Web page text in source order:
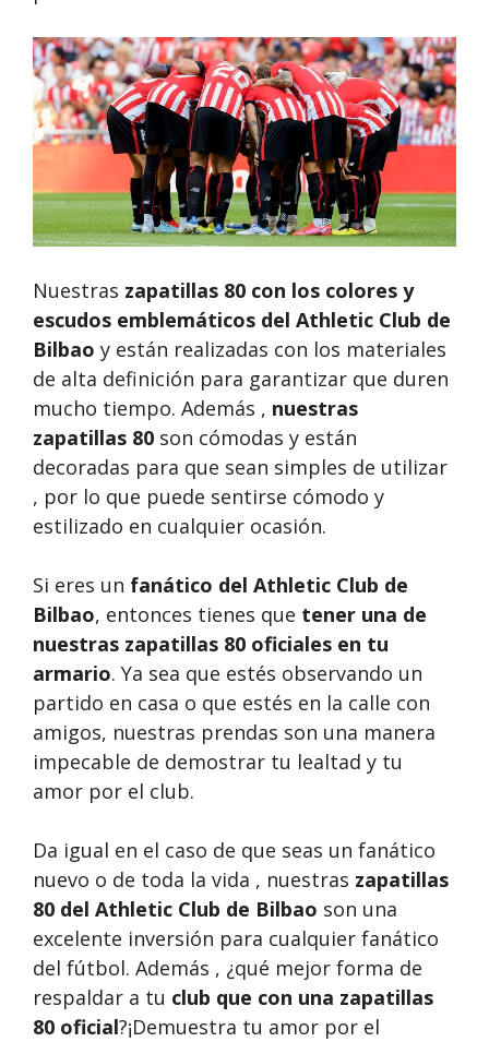
Nuestras zapatillas 80 con los colores y
escudos emblemáticos del Athletic Club de
Bilbao y están realizadas con los materiales
de alta definición para garantizar que duren
mucho tiempo. Además , nuestras
zapatillas 80 son cómodas y están
decoradas para que sean simples de utilizar
, por lo que puede sentirse cómodo y
estilizado en cualquier ocasión.
Si eres un fanático del Athletic Club de
Bilbao, entonces tienes que tener una de
nuestras zapatillas 80 oficiales en tu
armario. Ya sea que estés observando un
partido en casa o que estés en la calle con
amigos, nuestras prendas son una manera
impecable de demostrar tu lealtad y tu
amor por el club.
Da igual en el caso de que seas un fanático
nuevo o de toda la vida , nuestras zapatillas
80 del Athletic Club de Bilbao son una
excelente inversión para cualquier fanático
del fútbol. Además , ¿qué mejor forma de
respaldar a tu club que con una zapatillas
80 oficial?¡Demuestra tu amor por el